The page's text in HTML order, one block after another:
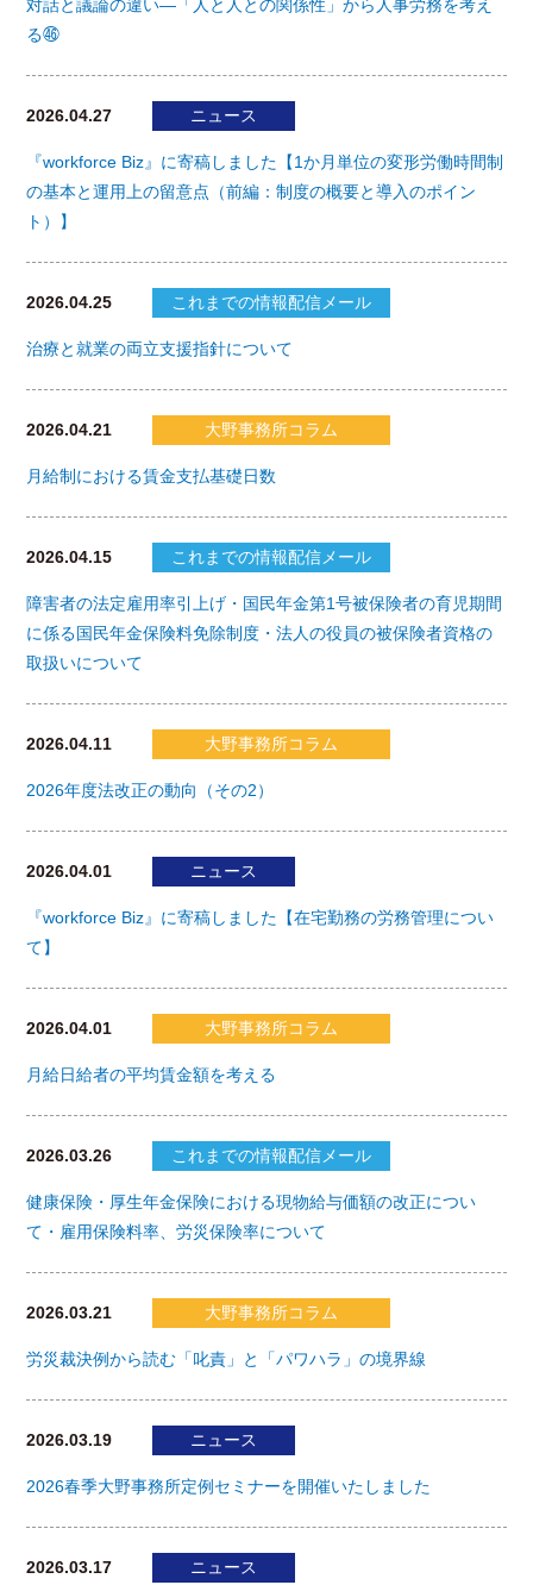
対話と議論の違い―「人と人との関係性」から人事労務を考え
る㊻
2026.04.27 ニュース
『workforce Biz』に寄稿しました【1か月単位の変形労働時間制
の基本と運用上の留意点（前編：制度の概要と導入のポイン
ト）】
2026.04.25 これまでの情報配信メール
治療と就業の両立支援指針について
2026.04.21 大野事務所コラム
月給制における賃金支払基礎日数
2026.04.15 これまでの情報配信メール
障害者の法定雇用率引上げ・国民年金第1号被保険者の育児期間
に係る国民年金保険料免除制度・法人の役員の被保険者資格の
取扱いについて
2026.04.11 大野事務所コラム
2026年度法改正の動向（その2）
2026.04.01 ニュース
『workforce Biz』に寄稿しました【在宅勤務の労務管理につい
て】
2026.04.01 大野事務所コラム
月給日給者の平均賃金額を考える
2026.03.26 これまでの情報配信メール
健康保険・厚生年金保険における現物給与価額の改正につい
て・雇用保険料率、労災保険率について
2026.03.21 大野事務所コラム
労災裁決例から読む「叱責」と「パワハラ」の境界線
2026.03.19 ニュース
2026春季大野事務所定例セミナーを開催いたしました
2026.03.17 ニュース